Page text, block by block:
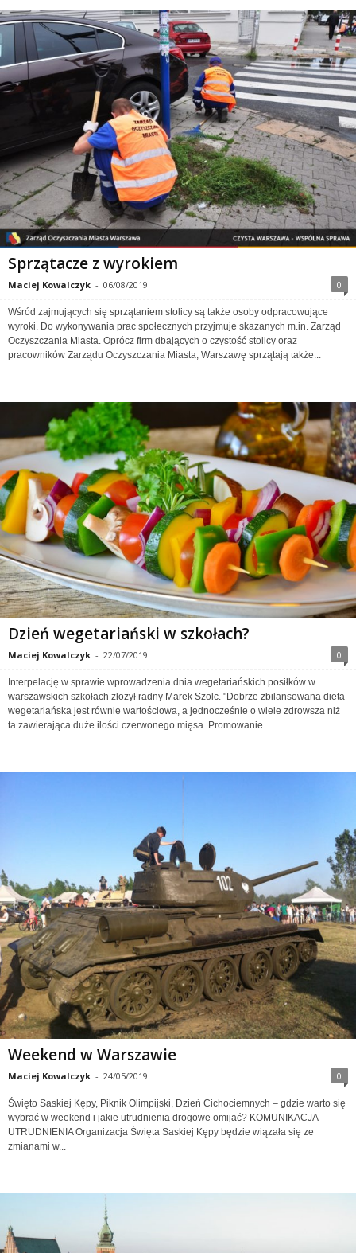
Sprzątacze z wyrokiem
Maciej Kowalczyk - 06/08/2019 0
Wśród zajmujących się sprzątaniem stolicy są także osoby odpracowujące
wyroki. Do wykonywania prac społecznych przyjmuje skazanych m.in. Zarząd
Oczyszczania Miasta. Oprócz firm dbających o czystość stolicy oraz
pracowników Zarządu Oczyszczania Miasta, Warszawę sprzątają także...
Dzień wegetariański w szkołach?
Maciej Kowalczyk - 22/07/2019 0
Interpelację w sprawie wprowadzenia dnia wegetariańskich posiłków w
warszawskich szkołach złożył radny Marek Szolc. "Dobrze zbilansowana dieta
wegetariańska jest równie wartościowa, a jednocześnie o wiele zdrowsza niż
ta zawierająca duże ilości czerwonego mięsa. Promowanie...
Weekend w Warszawie
Maciej Kowalczyk - 24/05/2019 0
Święto Saskiej Kępy, Piknik Olimpijski, Dzień Cichociemnych – gdzie warto się
wybrać w weekend i jakie utrudnienia drogowe omijać? KOMUNIKACJA
UTRUDNIENIA Organizacja Święta Saskiej Kępy będzie wiązała się ze
zmianami w...